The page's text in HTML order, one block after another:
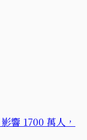
響 1700 萬人，